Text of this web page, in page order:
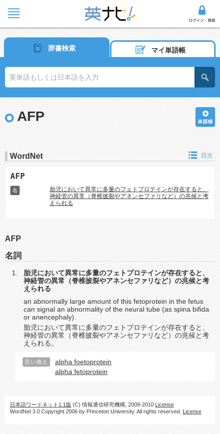
辞書検索 マイ単語帳
AFP
WordNet 目次
AFP
名
胎児において異常に多量のフェトプロテインが存在すると、
神経管の異常（脊椎披裂やアネンセファリなど）の兆候と考
えられる
AFP
名詞
胎児において異常に多量のフェトプロテインが存在すると、
神経管の異常（脊椎披裂やアネンセファリなど）の兆候と考
えられる
an abnormally large amount of this fetoprotein in the fetus
can signal an abnormality of the neural tube (as spina bifida
or anencephaly).
胎児において異常に多量のフェトプロテインが存在すると、
神経管の異常（脊椎披裂やアネンセファリなど）の兆候と考
えられる。
言い換え
alpha foetoprotein
alpha fetoprotein
日本語ワードネット1.1版 (C) 情報通信研究機構, 2009-2010 License
WordNet 3.0 Copyright 2006 by Princeton University. All rights reserved. License